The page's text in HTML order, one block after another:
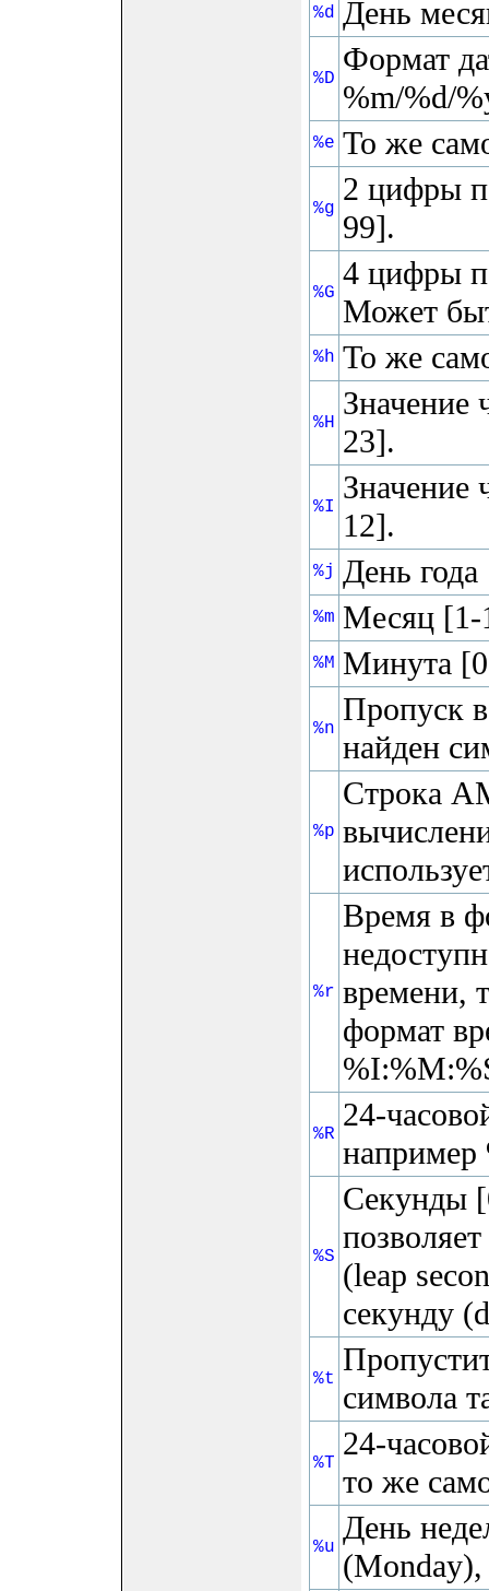
%d День
%D
Формат
%m/%d/
%e То же
%g
2 цифры
99].
%G
4 цифры
Может
%h То же
%H
Значение
23].
%I
Значение
12].
%j День
%m Месяц [1-
%M Минута
%n
Пропуск
найден
%p
Строка
%r
Время в
времени,
формат
%R
24-
%S
Секунды
(leap
секунду
%t символа
%T
24-
то же
%u
День
(Monday),